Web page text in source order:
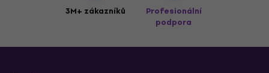
3M+ zákazníků
Profesionální
podpora